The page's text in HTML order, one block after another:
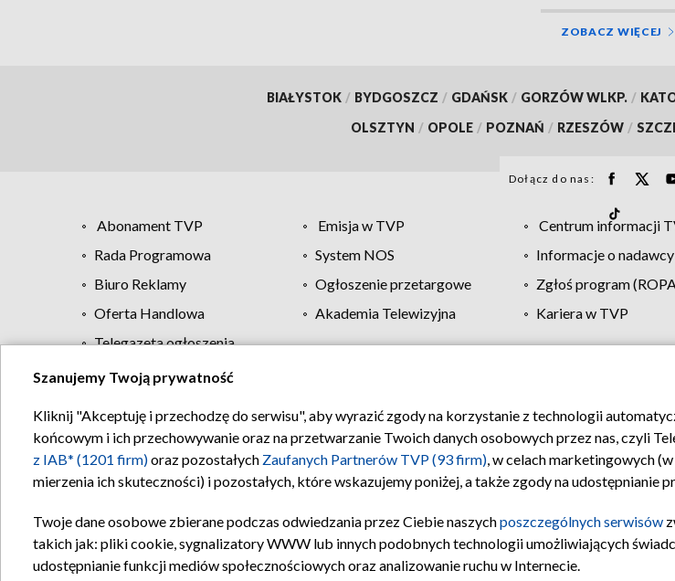
ZOBACZ WIĘCEJ
BIAŁYSTOK / BYDGOSZCZ / GDAŃSK / GORZÓW WLKP. /
OLSZTYN / OPOLE / POZNAŃ / RZESZÓW /
Dołącz do nas:
Abonament TVP Emisja w TVP Centrum informacji
Rada Programowa
System NOS Informacje o nadawcy
Biuro Reklamy
Ogłoszenie przetargowe Zgłoś program
Oferta Handlowa
Akademia Telewizyjna Kariera w TVP
Telegazeta ogłoszenia
Regulamin TVP Polityka prywatności Moje zgody
Szanujemy Twoją prywatność
Kliknij "Akceptuję i przechodzę do serwisu", aby wyrazić zgody na korzystanie z technologii
końcowym i ich przechowywanie oraz na przetwarzanie Twoich danych osobowych przez nas, czyli
z IAB* (1201 firm)oraz pozostałych Zaufanych Partnerów TVP (93 firm), w celach marketingowych
mierzenia ich skuteczności) i pozostałych, które wskazujemy poniżej, a także zgody na udostępnianie
Twoje dane osobowe zbierane podczas odwiedzania przez Ciebie naszychposzczególnych serwisów
takich jak: pliki cookie, sygnalizatory WWW lub innych podobnych technologii umożliwiających
udostępnianie funkcji mediów społecznościowych oraz analizowanie ruchu w Internecie.